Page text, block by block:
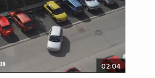
02:04